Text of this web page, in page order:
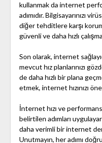
kullanmak da internet
adımıdır. Bilgisayarınızı
diğer tehditlere karşı
güvenli ve daha hızlı
Son olarak, internet
mevcut hız planlarınızı
de daha hızlı bir plana
etmek, internet hızınızı
İnternet hızı ve
belirtilen adımları
daha verimli bir internet
Unutmayın, her adımı